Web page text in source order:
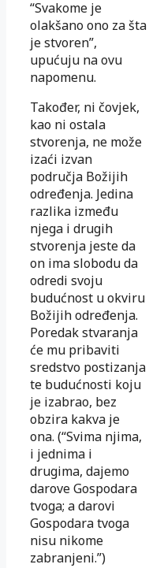
“Svakome je
olakšano ono za šta
je stvoren”,
upućuju na ovu
napomenu.
Također, ni čovjek,
kao ni ostala
stvorenja, ne može
izaći izvan
područja Božijih
određenja. Jedina
razlika između
njega i drugih
stvorenja jeste da
on ima slobodu da
odredi svoju
budućnost u okviru
Božijih određenja.
Poredak stvaranja
će mu pribaviti
sredstvo postizanja
te budućnosti koju
je izabrao, bez
obzira kakva je
ona. (“Svima njima,
i jednima i
drugima, dajemo
darove Gospodara
tvoga; a darovi
Gospodara tvoga
nisu nikome
zabranjeni.”)